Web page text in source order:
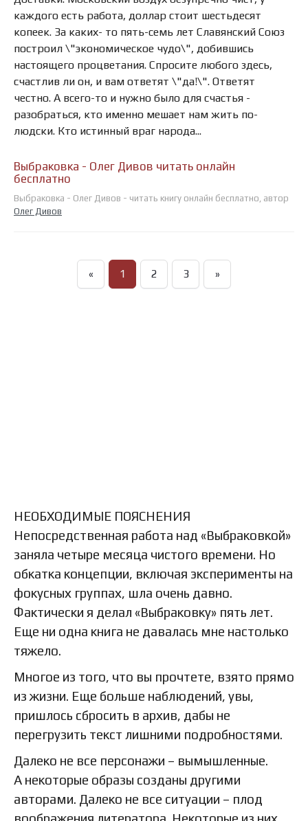
каждого есть работа, доллар стоит шестьдесят
копеек. За каких- то пять-семь лет Славянский Союз
построил \"экономическое чудо\", добившись
настоящего процветания. Спросите любого здесь,
счастлив ли он, и вам ответят \"да!\". Ответят
честно. А всего-то и нужно было для счастья -
разобраться, кто именно мешает нам жить по-
людски. Кто истинный враг народа...
Выбраковка - Олег Дивов читать онлайн
бесплатно
Выбраковка - Олег Дивов - читать книгу онлайн бесплатно, автор
Олег Дивов
« 1 2 3 »
НЕОБХОДИМЫЕ ПОЯСНЕНИЯ
Непосредственная работа над «Выбраковкой»
заняла четыре месяца чистого времени. Но
обкатка концепции, включая эксперименты на
фокусных группах, шла очень давно.
Фактически я делал «Выбраковку» пять лет.
Еще ни одна книга не давалась мне настолько
тяжело.
Многое из того, что вы прочтете, взято прямо
из жизни. Еще больше наблюдений, увы,
пришлось сбросить в архив, дабы не
перегрузить текст лишними подробностями.
Далеко не все персонажи – вымышленные.
А некоторые образы созданы другими
авторами. Далеко не все ситуации – плод